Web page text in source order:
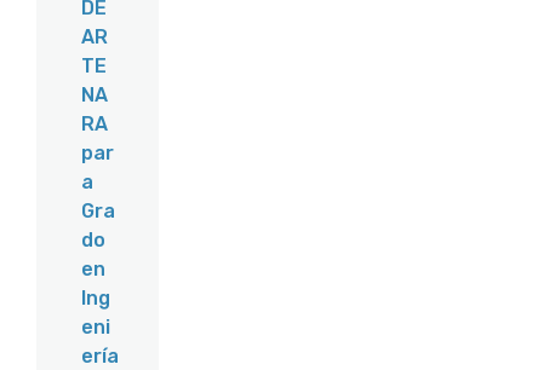
DE
AR
TE
NA
RA
par
a
Gra
do
en
Ing
eni
ería